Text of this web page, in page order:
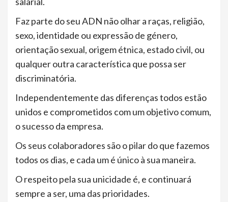
Faz parte do seu ADN não olhar a raças, religião,
sexo, identidade ou expressão de género,
orientação sexual, origem étnica, estado civil, ou
qualquer outra característica que possa ser
discriminatória.
Independentemente das diferenças todos estão
unidos e comprometidos com um objetivo comum,
o sucesso da empresa.
Os seus colaboradores são o pilar do que fazemos
todos os dias, e cada um é único à sua maneira.
O respeito pela sua unicidade é, e continuará
sempre a ser, uma das prioridades.